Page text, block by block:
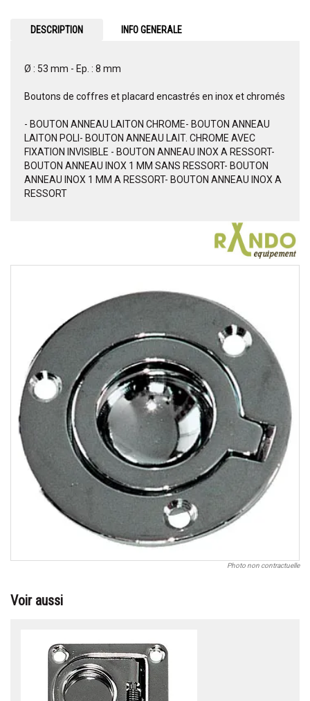
DESCRIPTION INFO GENERALE
Ø : 53 mm - Ep. : 8 mm
Boutons de coffres et placard encastrés en inox et chromés
- BOUTON ANNEAU LAITON CHROME- BOUTON ANNEAU
LAITON POLI- BOUTON ANNEAU LAIT. CHROME AVEC
FIXATION INVISIBLE - BOUTON ANNEAU INOX A RESSORT-
BOUTON ANNEAU INOX 1 MM SANS RESSORT- BOUTON
ANNEAU INOX 1 MM A RESSORT- BOUTON ANNEAU INOX A
RESSORT
Photo non contractuelle
Voir aussi